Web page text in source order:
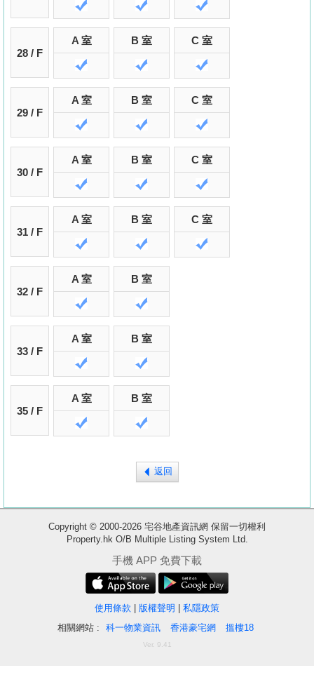
28 / F
A 室 B 室 C 室
29 / F
A 室 B 室 C 室
30 / F
A 室 B 室 C 室
31 / F
A 室 B 室 C 室
32 / F
A 室 B 室
33 / F
A 室 B 室
35 / F
A 室 B 室
返回
Copyright © 2000-2026 宅谷地產資訊網 保留一切權利
Property.hk O/B Multiple Listing System Ltd.
手機 APP 免費下載
使用條款 版權聲明
私隱政策
相關網站 :
科一物業資訊 香港豪宅網 搵樓18
Ver. 9.41